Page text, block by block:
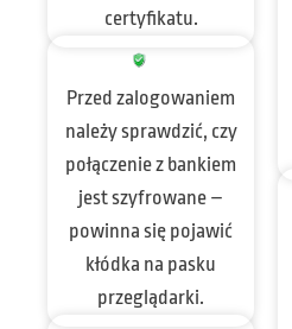
certyfikatu.
Przed zalogowaniem
należy sprawdzić, czy
połączenie z bankiem
jest szyfrowane –
powinna się pojawić
kłódka na pasku
przeglądarki.